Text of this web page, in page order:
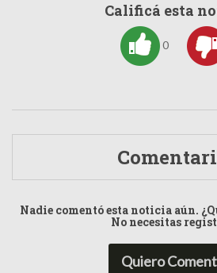
Calificá esta
0
Nadie comentó esta noticia aún.
No necesitas
Quiero